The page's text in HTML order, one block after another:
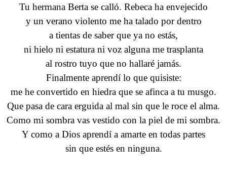
Tu hermana Berta se calló. Rebeca ha envejecido
y un verano violento me ha talado por dentro
a tientas de saber que ya no estás,
ni hielo ni estatura ni voz alguna me trasplanta
al rostro tuyo que no hallaré jamás.
Finalmente aprendí lo que quisiste:
me he convertido en hiedra que se afinca a tu musgo.
Que pasa de cara erguida al mal sin que le roce el alma.
Como mi sombra vas vestido con la piel de mi sombra.
Y como a Dios aprendí a amarte en todas partes
sin que estés en ninguna.